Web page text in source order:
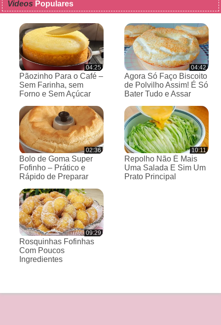
Videos Populares
04:25
Pãozinho Para o Café –
Sem Farinha, sem
Forno e Sem Açúcar
04:42
Agora Só Faço Biscoito
de Polvilho Assim! É Só
Bater Tudo e Assar
02:36
Bolo de Goma Super
Fofinho – Prático e
Rápido de Preparar
10:11
Repolho Não É Mais
Uma Salada E Sim Um
Prato Principal
09:29
Rosquinhas Fofinhas
Com Poucos
Ingredientes